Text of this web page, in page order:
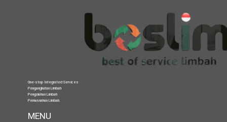
One-stop Integrated Services
Pengangkutan Limbah
Pengolahan Limbah
Pemusnahan Limbah.
MENU